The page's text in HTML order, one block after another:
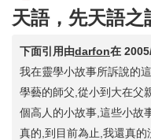
天語，先天語之
下面引用由darfon在
我在靈學小故事所訴說的
學藝的師父,從小到大在父
個高人的小故事,這些小故
真的,到目前為止,我還真的